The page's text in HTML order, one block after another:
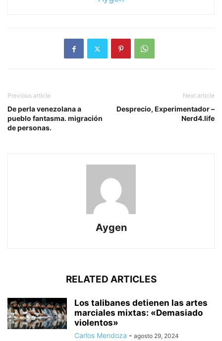
Previous article
De perla venezolana a
pueblo fantasma. migración
de personas.
Next article
Desprecio, Experimentador –
Nerd4.life
Aygen
RELATED ARTICLES
Los talibanes detienen las artes
marciales mixtas: «Demasiado
violentos»
Carlos Mendoza - agosto 29, 2024